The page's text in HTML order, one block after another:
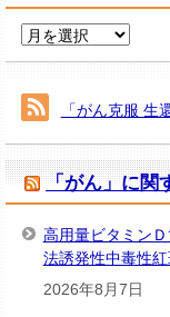
ー
ア
ー
イ
ブ
「がん克服 生
「がん」に関
高用量ビタミン
法誘発性中毒性
2026年8月7日